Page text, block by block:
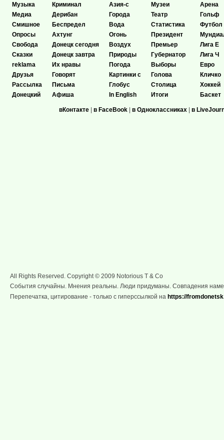
Музыка
Медиа
Смишное
Опросы
Свобода
Сказки
reklama
Друзья
Рассылка
Донецкий
Криминал
Дерибан
Беспредел
Ахтунг
Донецк сегодня
Донецк завтра
Их нравы
Говорят
Письма
Афиша
Азия-с
Города
Вода
Огонь
Воздух
Природы
Погода
Картинки с
Глобус
In English
Музеи
Театр
Статистика
Президент
Премьер
Губернатор
Выборы
Голова
Столица
Итоги
Арена
Гольф
Футбол
Лига Е
Лига Ч
Евро
Кличко
Хоккей
Баскет
вКонтакте | в FaceBook | в Одноклассниках | в
All Rights Reserved. Copyright © 2009 Notorious T & Co
События случайны. Мнения реальны. Люди придуманы. Совпадения
Перепечатка, цитирование - только с гиперссылкой на https://